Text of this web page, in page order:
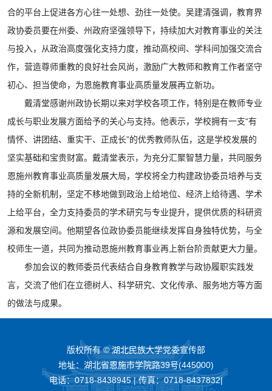
合的平台上促进各方心往一处想、劲往一处使。吴建清强调，教育界
政协委员要在州委、州政府坚强领导下，持续加大对教育事业的关注
与投入，从政治高度强化支持力度，推动高校间、学科间加强交流合
作，营造尊师重教的良好社会风尚，激励广大教师和教育工作者坚守
初心、担当使命，为恩施教育事业高质量发展再立新功。
戴清堂感谢州政协长期以来对学校各项工作，特别是在教师专业
成长与职业发展方面给予的关心与支持。他表示，学校拥有一支“有
情怀、讲团结、重实干、正成长”的优秀教师队伍，这是学校发展的
坚实基础和宝贵财富。戴清堂表示，为充分汇聚智慧力量，共同服务
恩施州教育事业高质量发展大局，学校将全力构建政协委员培养与支
持的全新机制，坚定不移地做到政治上给地位、经济上给待遇、学术
上给平台，全力支持委员的学术研究与专业提升，提供优质的科研资
源和发展空间。他期望各位政协委员能继续发挥自身独特优势，与全
校师生一道，共同为推动恩施州教育事业再上新台阶贡献更大力量。
参加会议的教师委员代表结合自身教育教学与政协履职实践发
言，交流了他们在立德树人、科学研究、文化传承、服务地方等方面
的做法与成果。
版权所有 © 湖北民族大学党委宣传部
地址：湖北省恩施市学院路39号(445000)
电话：0718-8438945 | 传真：0718-8437832|